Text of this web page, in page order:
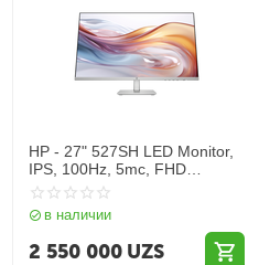
HP - 27" 527SH LED Monitor,
IPS, 100Hz, 5mc, FHD
(1920x1080), VGA+HDMI,
Silver Black
в наличии
2 550 000 UZS